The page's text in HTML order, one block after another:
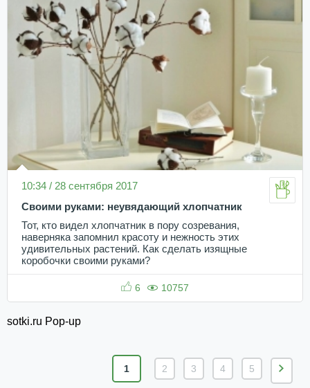
10:34 / 28 сентября 2017
Своими руками: неувядающий хлопчатник
Тот, кто видел хлопчатник в пору созревания,
наверняка запомнил красоту и нежность этих
удивительных растений. Как сделать изящные
коробочки своими руками?
6 10757
sotki.ru Pop-up
1 2 3 4 5